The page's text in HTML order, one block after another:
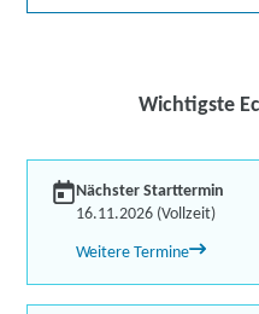
Wichtigste
Nächster Starttermin
16.11.2026 (Vollzeit)
Weitere Termine